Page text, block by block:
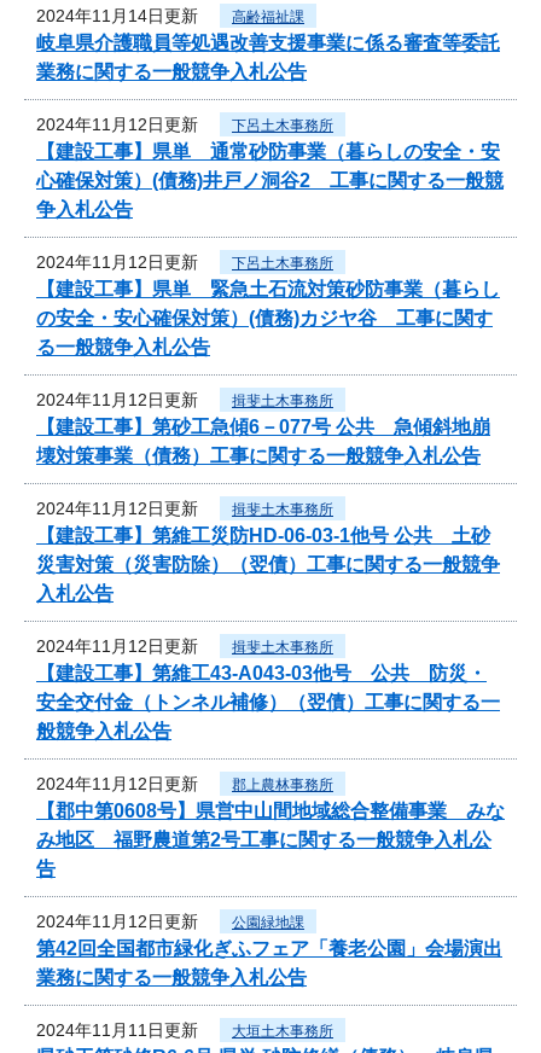
2024年11月14日更新 高齢福祉課
岐阜県介護職員等処遇改善支援事業に係る審査等委託
業務に関する一般競争入札公告
2024年11月12日更新 下呂土木事務所
【建設工事】県単 通常砂防事業（暮らしの安全・安
心確保対策）(債務)井戸ノ洞谷2 工事に関する一般競
争入札公告
2024年11月12日更新 下呂土木事務所
【建設工事】県単 緊急土石流対策砂防事業（暮らし
の安全・安心確保対策）(債務)カジヤ谷 工事に関す
る一般競争入札公告
2024年11月12日更新 揖斐土木事務所
【建設工事】第砂工急傾6－077号 公共 急傾斜地崩
壊対策事業（債務）工事に関する一般競争入札公告
2024年11月12日更新 揖斐土木事務所
【建設工事】第維工災防HD-06-03-1他号 公共 土砂
災害対策（災害防除）（翌債）工事に関する一般競争
入札公告
2024年11月12日更新 揖斐土木事務所
【建設工事】第維工43-A043-03他号 公共 防災・
安全交付金（トンネル補修）（翌債）工事に関する一
般競争入札公告
2024年11月12日更新 郡上農林事務所
【郡中第0608号】県営中山間地域総合整備事業 みな
み地区 福野農道第2号工事に関する一般競争入札公
告
2024年11月12日更新 公園緑地課
第42回全国都市緑化ぎふフェア「養老公園」会場演出
業務に関する一般競争入札公告
2024年11月11日更新 大垣土木事務所